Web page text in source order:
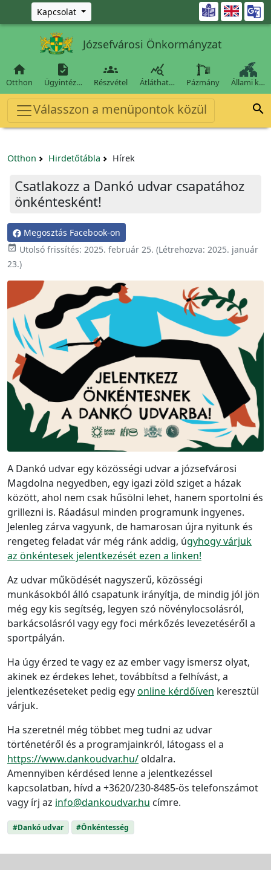
Ugrás a fő tartalomra
Kapcsolat 
Józsefvárosi Önkormányzat

Otthon

Ügyintéz…

Részvétel

Átláthat… Pázmány Állami k…
Válasszon a menüpontok közül 
Otthon Hirdetőtábla Hírek
Csatlakozz a Dankó udvar csapatához
önkéntesként!
Megosztás Facebook-on
 Utolsó frissítés: 2025. február 25. (Létrehozva: 2025. január
23.)
A Dankó udvar egy közösségi udvar a józsefvárosi
Magdolna negyedben, egy igazi zöld sziget a házak
között, ahol nem csak hűsölni lehet, hanem sportolni és
grillezni is. Ráadásul minden programunk ingyenes.
Jelenleg zárva vagyunk, de hamarosan újra nyitunk és
rengeteg feladat vár még ránk addig, úgyhogy várjuk
az önkéntesek jelentkezését ezen a linken!
Az udvar működését nagyszerű, közösségi
munkásokból álló csapatunk irányítja, de mindig jól jön
még egy kis segítség, legyen szó növénylocsolásról,
barkácsolásról vagy egy foci mérkőzés levezetéséről a
sportpályán.
Ha úgy érzed te vagy ez az ember vagy ismersz olyat,
akinek ez érdekes lehet, továbbítsd a felhívást, a
jelentkezéseteket pedig egyonline kérdőíven keresztül
várjuk.
Ha szeretnél még többet meg tudni az udvar
történetéről és a programjainkról, látogass el a
https://www.dankoudvar.hu/ oldalra.
Amennyiben kérdésed lenne a jelentkezéssel
kapcsolatban, hívd a +3620/230-8485-ös telefonszámot
vagy írj az info@dankoudvar.hu címre.
#Dankó udvar #Önkéntesség